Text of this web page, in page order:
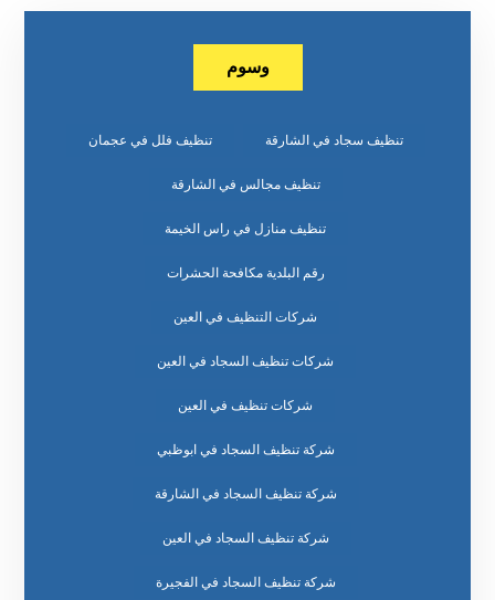
وسوم
تنظيف سجاد في الشارقة تنظيف فلل في عجمان
تنظيف مجالس في الشارقة
تنظيف منازل في راس الخيمة
رقم البلدية مكافحة الحشرات
شركات التنظيف في العين
شركات تنظيف السجاد في العين
شركات تنظيف في العين
شركة تنظيف السجاد في ابوظبي
شركة تنظيف السجاد في الشارقة
شركة تنظيف السجاد في العين
شركة تنظيف السجاد في الفجيرة